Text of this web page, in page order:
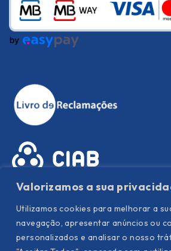
Valorizamos a sua
Utilizamos cookies para melhorar a
navegação, apresentar anúncios ou
personalizados e analisar o nosso